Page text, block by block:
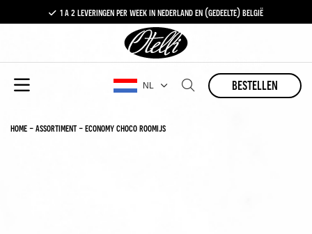
1 a 2 leveringen per week in nederland en (gedeelte) belgië
gratis levering vanaf €100,-
1 a 2 leveringen per week in nederland en (gedeelte) belgië
NL bestellen
home-assortiment-economy choco roomijs